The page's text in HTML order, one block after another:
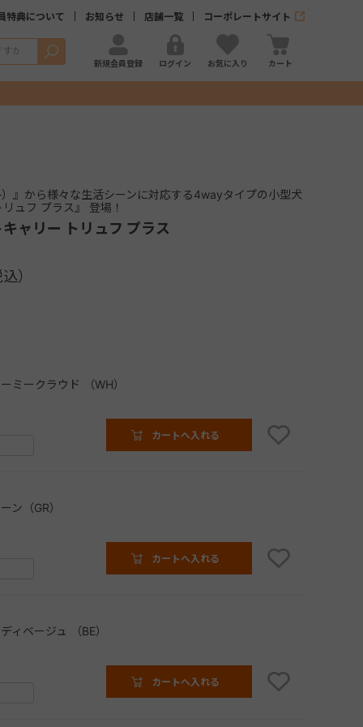
特典について お知らせ 店舗一覧 コーポレートサイト
検索
新規会員登録 ログイン お気に入り カート
』から様々な生活シーンに対応する4wayタイプの小型犬
ュフ プラス』 登場！
ャリー トリュフ プラス
ミークラウド （WH）
カートへ入れる
ン（GR）
カートへ入れる
ィベージュ （BE）
カートへ入れる